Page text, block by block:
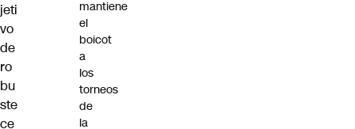
jeti
vo
de
ro
bu
ste
ce
mantiene
el
boicot
a
los
torneos
de
la